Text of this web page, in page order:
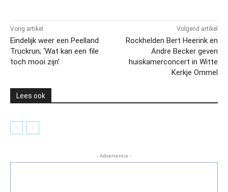
Vorig artikel
Eindelijk weer een Peelland
Truckrun; ‘Wat kan een file
toch mooi zijn’
Volgend artikel
Rockhelden Bert Heerink en
Andre Becker geven
huiskamerconcert in Witte
Kerkje Ommel
Lees ook
- Advertentie -